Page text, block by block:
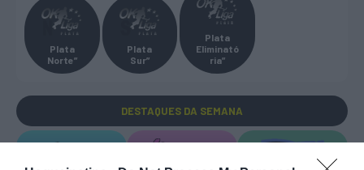
Plata
Norte”
Plata
Sur”
Plata
Eliminató
ria”
DESTAQUES DA SEMANA